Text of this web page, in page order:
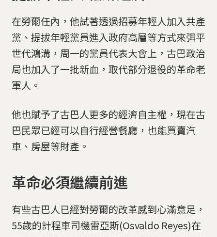
在勞爾任內，他試著透過招募年輕人加入共產
黨、提拔年輕黨員進入政府高層等方式來弭平
世代鴻溝，周一的黨員代表大會上，古巴政治
局也加入了一批新血，取代部分退役的革命老
軍人。
他也賦予了古巴人更多的經濟自主權，現在古
巴民眾已經可以自行經營餐廳，也能買賣汽
車、房屋等財產。
革命必須繼續前進
有些古巴人已經對勞爾的改革感到心滿意足，
55歲的計程車司機雷亞斯(Osvaldo Reyes)在